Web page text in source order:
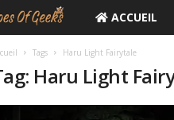
c
h
ACCUEIL
Tags Haru Light Fairytale
Haru Light